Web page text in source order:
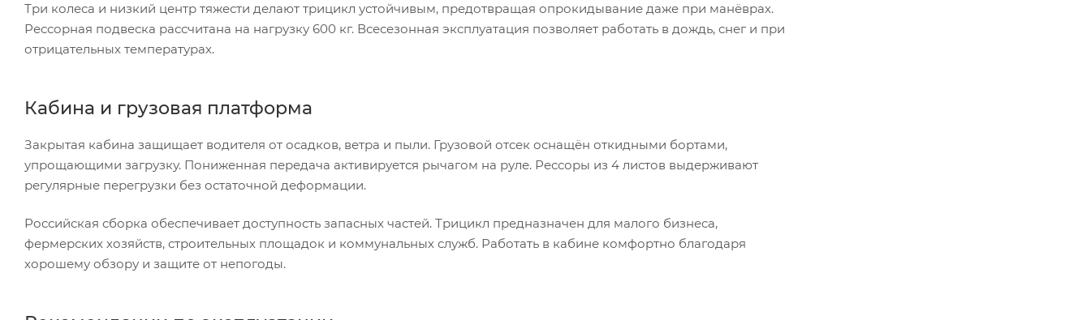
Три колеса и низкий центр тяжести делают трицикл устойчивым, предотвращая опрокидывание даже при манёврах.
Рессорная подвеска рассчитана на нагрузку 600 кг. Всесезонная эксплуатация позволяет работать в дождь, снег и при
отрицательных температурах.
Кабина и грузовая платформа
Закрытая кабина защищает водителя от осадков, ветра и пыли. Грузовой отсек оснащён откидными бортами,
упрощающими загрузку. Пониженная передача активируется рычагом на руле. Рессоры из 4 листов выдерживают
регулярные перегрузки без остаточной деформации.
Российская сборка обеспечивает доступность запасных частей. Трицикл предназначен для малого бизнеса,
фермерских хозяйств, строительных площадок и коммунальных служб. Работать в кабине комфортно благодаря
хорошему обзору и защите от непогоды.